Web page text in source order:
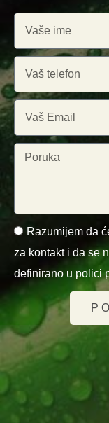
Razumijem da
za kontakt i da se
definirano u polici